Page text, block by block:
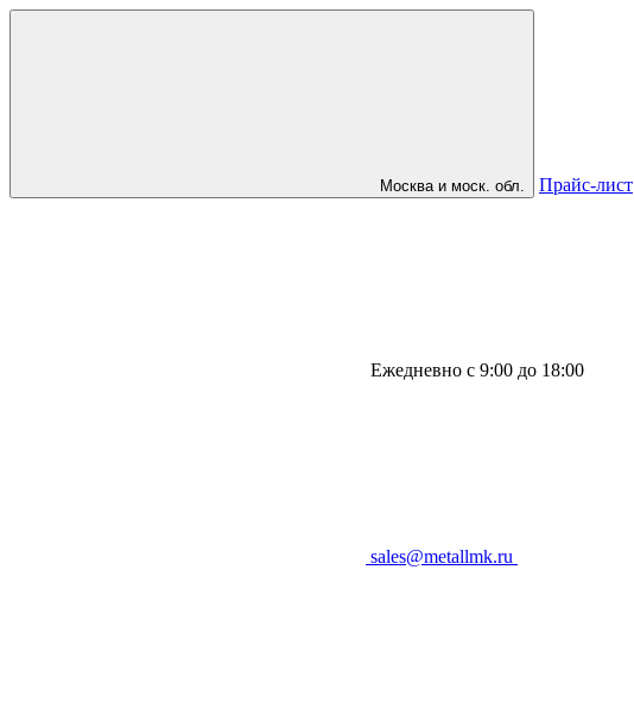
Москва и моск. обл. Прайс-лист
Ежедневно с 9:00 до 18:00
sales@metallmk.ru